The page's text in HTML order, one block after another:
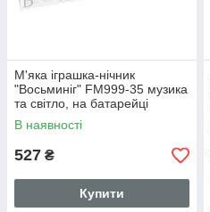
М'яка іграшка-нічник
"Восьминіг" FM999-35 музика
та світло, на батарейці
17х15х16 см
В наявності
527 ₴
Купити